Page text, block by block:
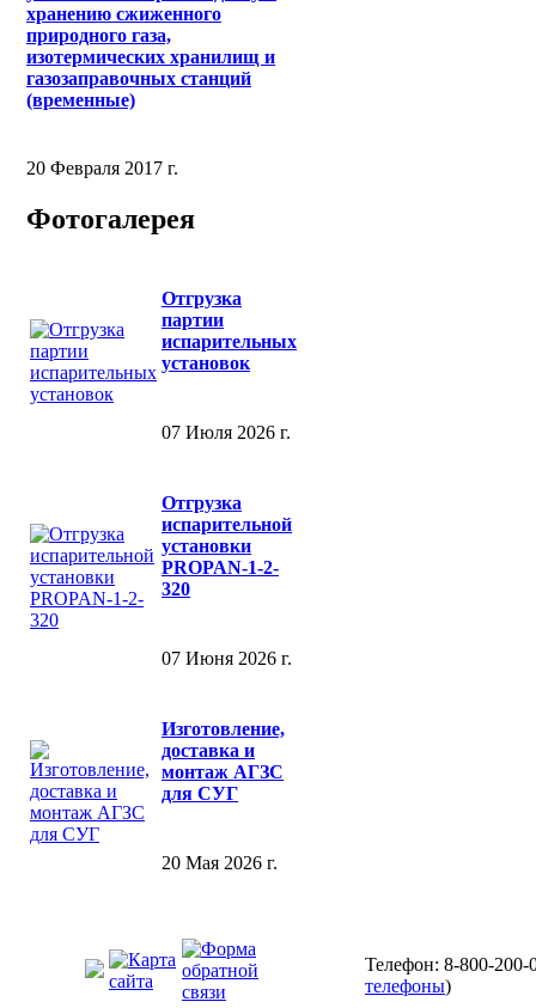
хранению сжиженного
природного газа,
изотермических хранилищ и
газозаправочных станций
(временные)
20 Февраля 2017 г.
Фотогалерея
Отгрузка
партии
испарительных
установок
07 Июля 2026 г.
Отгрузка
испарительной
установки
PROPAN-1-2-
320
07 Июня 2026 г.
Изготовление,
доставка и
монтаж АГЗС
для СУГ
20 Мая 2026 г.
Телефон: 8-800-200-
телефоны)